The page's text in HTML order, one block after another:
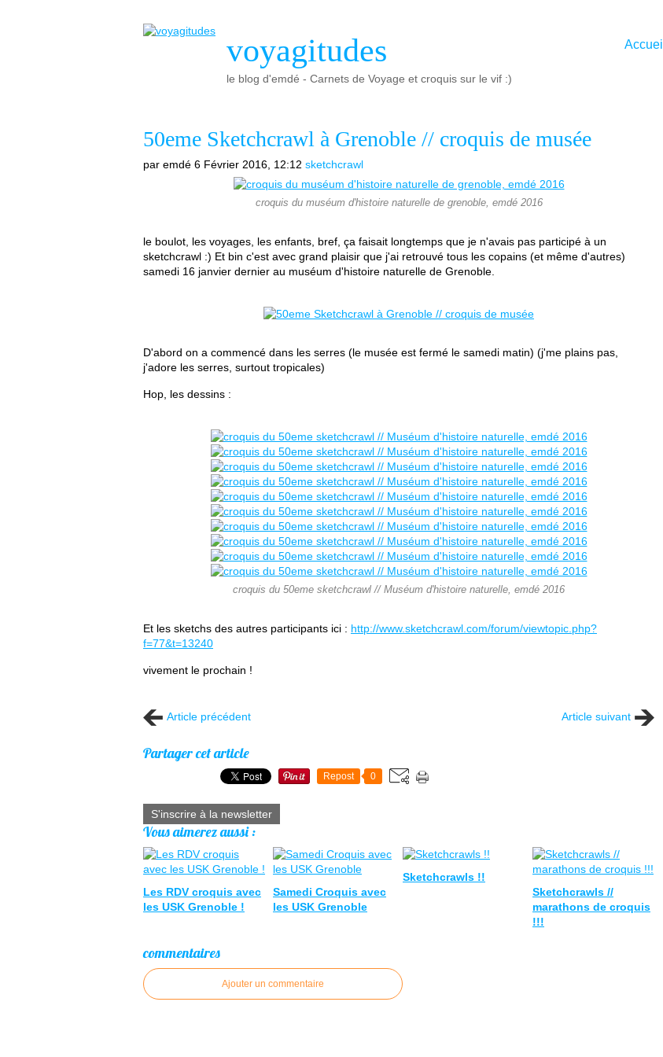
voyagitudes
le blog d'emdé - Carnets de Voyage et croquis sur le vif :)
Accueil
50eme Sketchcrawl à Grenoble // croquis de musée
par emdé 6 Février 2016, 12:12 sketchcrawl
croquis du muséum d'histoire naturelle de grenoble, emdé 2016
le boulot, les voyages, les enfants, bref, ça faisait longtemps que je n'avais pas participé à un
sketchcrawl :) Et bin c'est avec grand plaisir que j'ai retrouvé tous les copains (et même d'autres)
samedi 16 janvier dernier au muséum d'histoire naturelle de Grenoble.
D'abord on a commencé dans les serres (le musée est fermé le samedi matin) (j'me plains pas,
j'adore les serres, surtout tropicales)
Hop, les dessins :
croquis du 50eme sketchcrawl // Muséum d'histoire naturelle, emdé 2016
Et les sketchs des autres participants ici : http://www.sketchcrawl.com/forum/viewtopic.php?
f=77&t=13240
vivement le prochain !
Article précédent Article suivant
Partager cet article
Repost 0
S'inscrire à la newsletter
Vous aimerez aussi :
Les RDV croquis avec
les USK Grenoble !
Samedi Croquis avec
les USK Grenoble
Sketchcrawls !!
Sketchcrawls //
marathons de croquis
!!!
commentaires
Ajouter un commentaire